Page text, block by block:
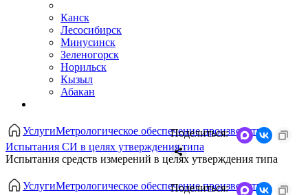
Канск
Лесосибирск
Минусинск
Зеленогорск
Норильск
Кызыл
Абакан
УслугиМетрологическое обеспечение производства
Испытания СИ в целях утверждения типа
Испытания средств измерений в целях утверждения типа
Поделиться:
УслугиМетрологическое обеспечение производства
Поделиться: